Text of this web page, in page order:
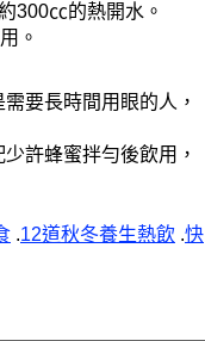
300㏄的熱開水。
。
要長時間用眼的人，
許蜂蜜拌勻後飲用，
.12道秋冬養生熱飲 .快